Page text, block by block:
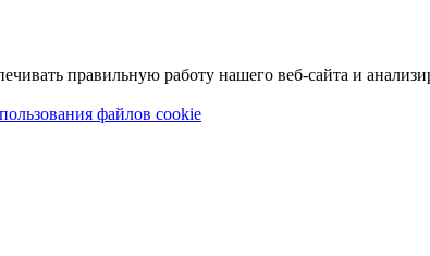
правильную работу нашего веб-сайта и
файлов cookie